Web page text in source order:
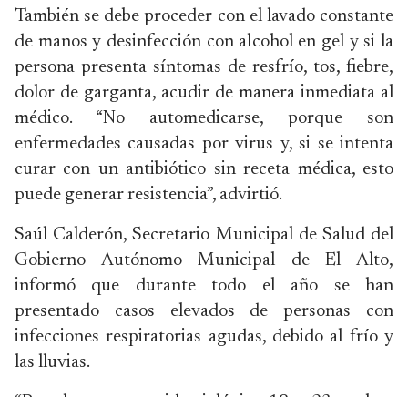
También se debe proceder con el lavado constante
de manos y desinfección con alcohol en gel y si la
persona presenta síntomas de resfrío, tos, fiebre,
dolor de garganta, acudir de manera inmediata al
médico. “No automedicarse, porque son
enfermedades causadas por virus y, si se intenta
curar con un antibiótico sin receta médica, esto
puede generar resistencia”, advirtió.
Saúl Calderón, Secretario Municipal de Salud del
Gobierno Autónomo Municipal de El Alto,
informó que durante todo el año se han
presentado casos elevados de personas con
infecciones respiratorias agudas, debido al frío y
las lluvias.